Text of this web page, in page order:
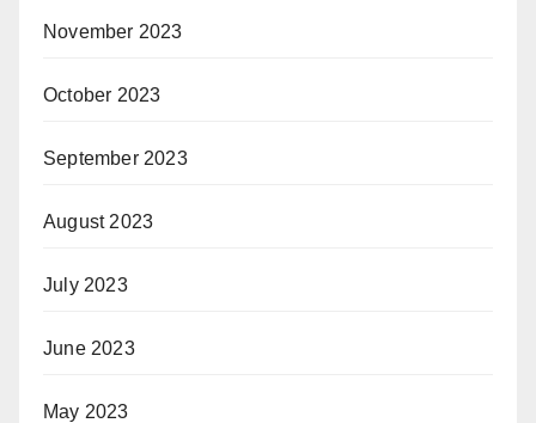
November 2023
October 2023
September 2023
August 2023
July 2023
June 2023
May 2023